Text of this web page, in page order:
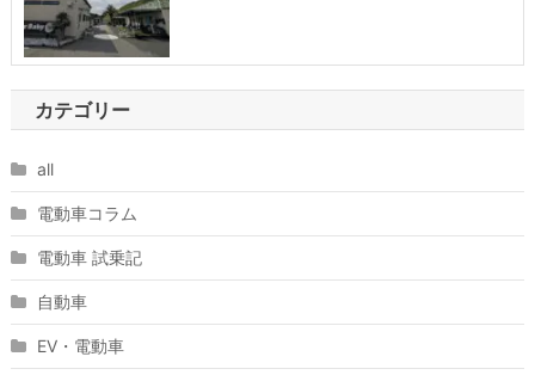
カテゴリー
all
電動車コラム
電動車 試乗記
自動車
EV・電動車